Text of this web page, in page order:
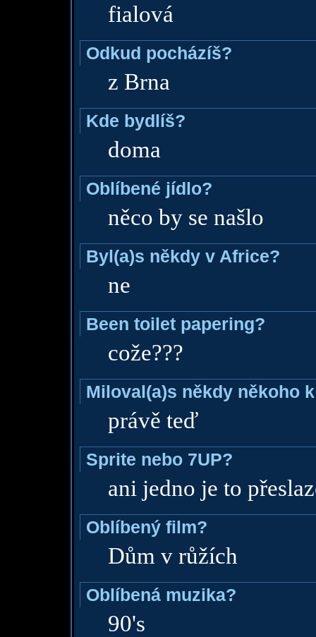
fialová
Odkud pocházíš?
z Brna
Kde bydlíš?
doma
Oblíbené jídlo?
něco by se našlo
Byl(a)s někdy v Africe?
ne
Been toilet papering?
cože???
Miloval(a)s někdy někoho
právě teď
Sprite nebo 7UP?
ani jedno je to
Oblíbený film?
Dům v růžích
Oblíbená muzika?
90's